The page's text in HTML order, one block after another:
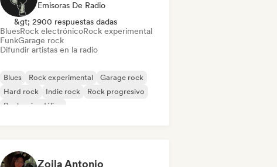
Emisoras De Radio
&gt; 2900 respuestas dadas
BluesRock electrónicoRock experimental
FunkGarage rock
Difundir artistas en la radio
Blues Rock experimental
Garage rock
Hard rock
Indie rock
Rock progresivo
Rock psicodélico
Zoila Antonio